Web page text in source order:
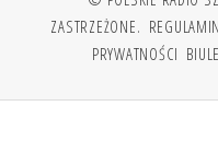
ZASTRZEŻONE.
PRYWATNOŚCI